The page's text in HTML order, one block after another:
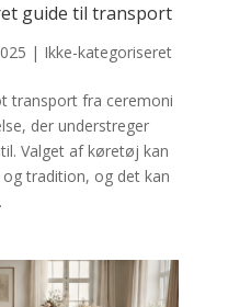
guide til transport
| Ikke-kategoriseret
transport fra ceremoni
der understreger
Valget af køretøj kan
tradition, og det kan